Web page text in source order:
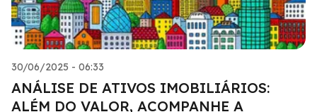
30/06/2025 - 06:33
ANÁLISE DE ATIVOS IMOBILIÁRIOS:
ALÉM DO VALOR, ACOMPANHE A